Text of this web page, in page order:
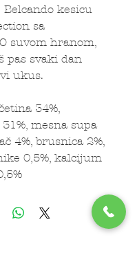
Belcando kesicu
sa
suvom hranom,
pas svaki dan
ukus.
34%,
mesna supa
4%, brusnica 2%,
0,5%, kalcijum